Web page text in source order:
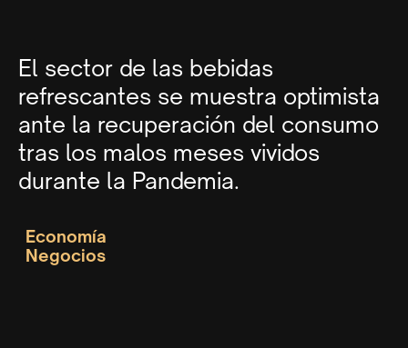
El sector de las bebidas
refrescantes se muestra optimista
ante la recuperación del consumo
tras los malos meses vividos
durante la Pandemia.
Economía
Negocios